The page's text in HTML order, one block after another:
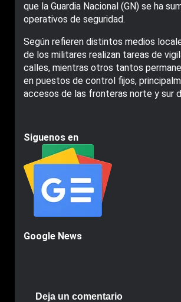
que la Guardia Nacional (GN) se ha
operativos de seguridad.
Según refieren distintos medios
de los militares realizan tareas de
calles, mientras otros tantos
en puestos de control fijos,
accesos de las fronteras norte y sur
Siguenos en
Google News
Deja un comentario